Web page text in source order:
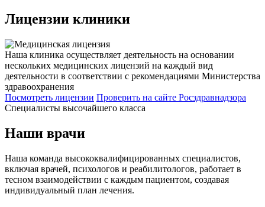
Лицензии клиники
Наша клиника осуществляет деятельность на основании
нескольких медицинских лицензий на каждый вид
деятельности в соответствии с рекомендациями Министерства
здравоохранения
Посмотреть лицензии Проверить на сайте Росздравнадзора
Специалисты высочайшего класса
Наши врачи
Наша команда высококвалифицированных специалистов,
включая врачей, психологов и реабилитологов, работает в
тесном взаимодействии с каждым пациентом, создавая
индивидуальный план лечения.